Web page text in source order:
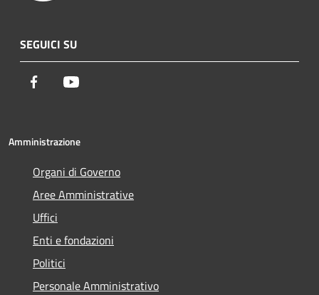
SEGUICI SU
Facebook
Amministrazione
Organi di Governo
Aree Amministrative
Uffici
Enti e fondazioni
Politici
Personale Amministrativo